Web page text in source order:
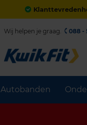
Autobanden
Wij helpen je graag. 088 -